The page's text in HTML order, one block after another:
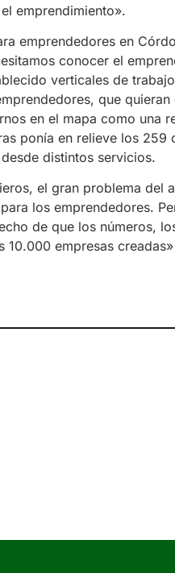
emprendimiento».
emprendedores en
conocer el
verticales de
que quieran
en el mapa como una
ponía en relieve los 259
distintos servicios.
el gran problema del
los emprendedores.
de que los números,
empresas